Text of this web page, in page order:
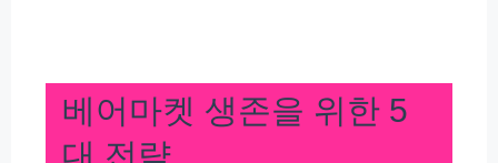
베어마켓 생존을 위한 5
대 전략